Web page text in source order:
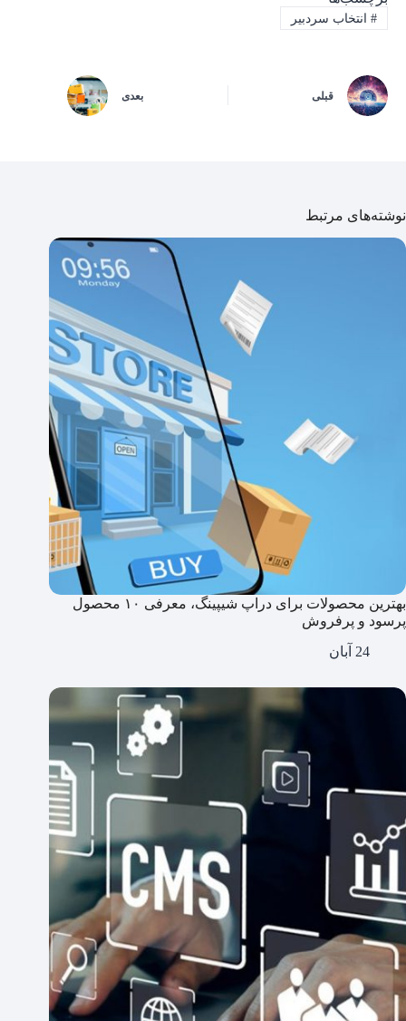
#انتخاب سردبیر
قبلی بعدی
نوشته‌های مرتبط
بهترین محصولات برای دراپ شیپینگ، معرفی ۱۰ محصول
پرسود و پرفروش
24 آبان